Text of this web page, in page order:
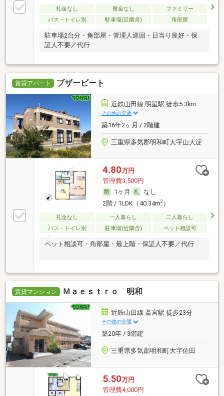
礼金なし 敷金なし
ファミリー
バス・トイレ別
駐車場(近隣含) 角部屋
駐車場2台分・角部屋・管理人巡回・日当り良好・保
証人不要／代行
賃貸アパート ブザービート
近鉄山田線 明星駅 徒歩5.3km
その他の交通
築16年2ヶ月 / 2階建
三重県多気郡明和町大字山大淀
4.80万円
管理費3,500円
1ヶ月
なし
2階 / 1LDK（40.34m2）
礼金なし 一人暮らし
二人暮らし
バス・トイレ別
駐車場(近隣含) ペット相談可
ペット相談可・角部屋・最上階・保証人不要／代行
賃貸マンション Ｍａｅｓｔｒｏ 明和
近鉄山田線 斎宮駅 徒歩23分
その他の交通
築20年 / 3階建
三重県多気郡明和町大字佐田
5.50万円
管理費4,000円